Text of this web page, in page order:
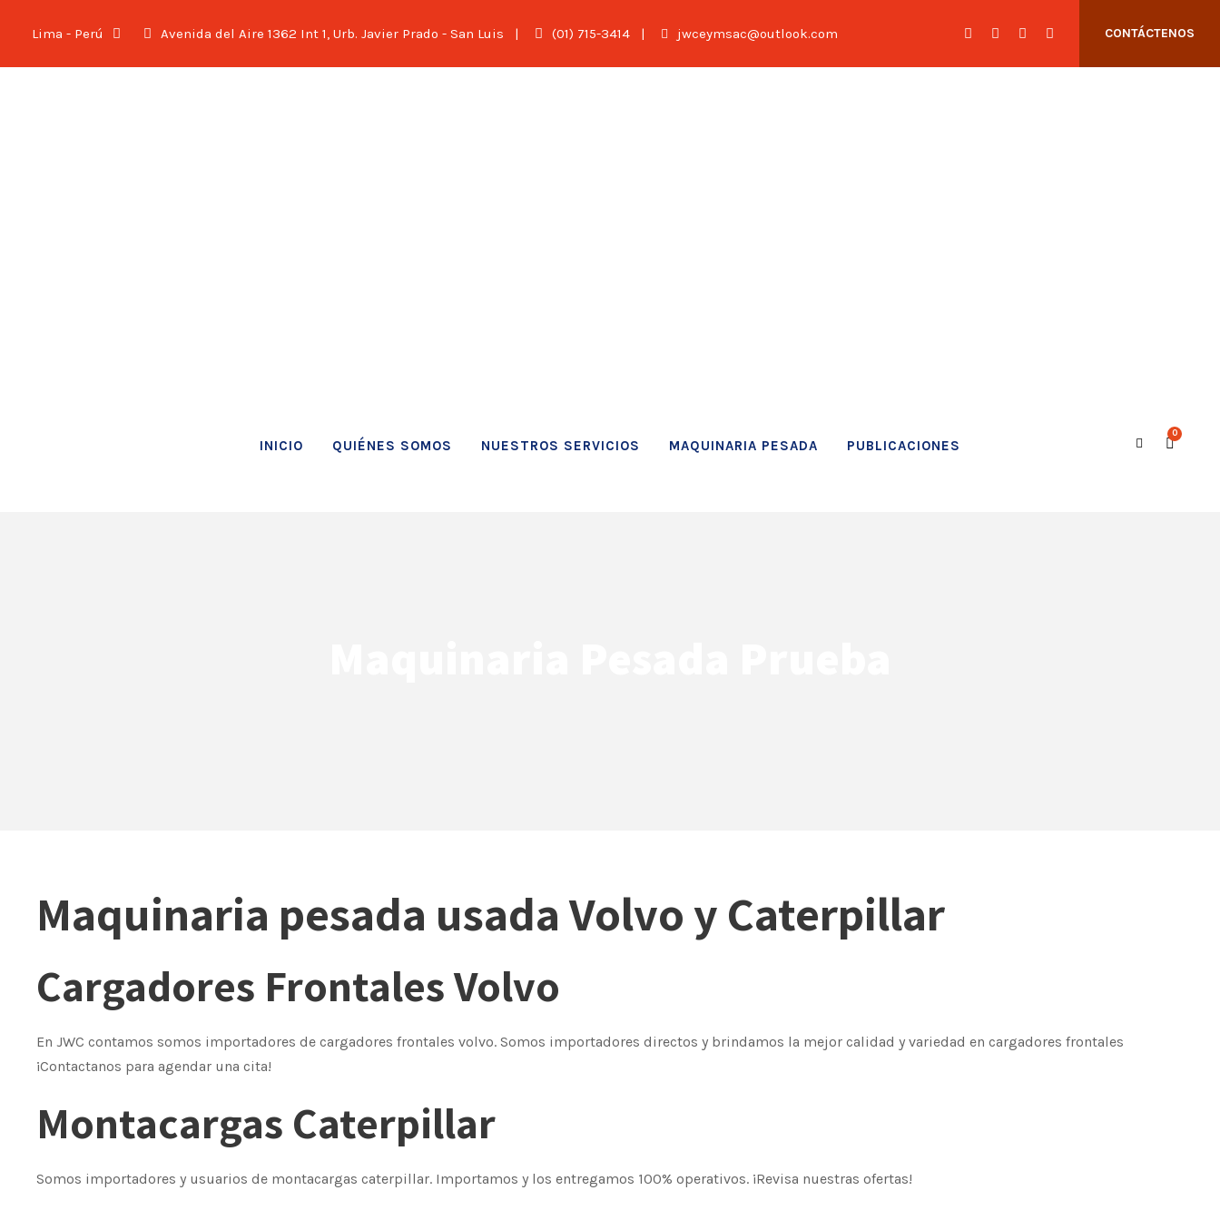
Lima - Perú Avenida del Aire 1362 Int 1, Urb. Javier Prado - San Luis | (01) 715-3414 | jwceymsac@outlook.com CONTÁCTENOS
INICIO QUIÉNES SOMOS NUESTROS SERVICIOS MAQUINARIA PESADA PUBLICACIONES
0
Maquinaria pesada usada Volvo y Caterpillar
Cargadores Frontales Volvo
En JWC contamos somos importadores de cargadores frontales volvo. Somos importadores directos y brindamos la mejor calidad y variedad en cargadores frontales
¡Contactanos para agendar una cita!
Montacargas Caterpillar
Somos importadores y usuarios de montacargas caterpillar. Importamos y los entregamos 100% operativos. ¡Revisa nuestras ofertas!